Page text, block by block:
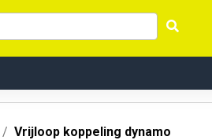
Vrijloop koppeling dynamo